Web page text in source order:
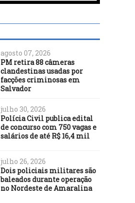
agosto 07, 2026
PM retira 88 câmeras
clandestinas usadas por
facções criminosas em
Salvador
julho 30, 2026
Polícia Civil publica edital
de concurso com 750 vagas e
salários de até R$ 16,4 mil
julho 26, 2026
Dois policiais militares são
baleados durante operação
no Nordeste de Amaralina